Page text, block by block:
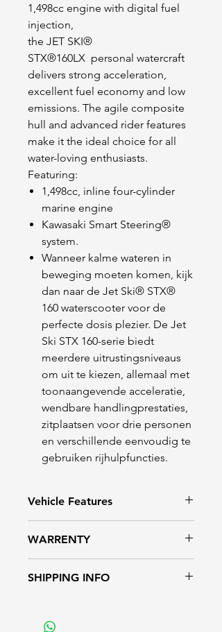
1,498cc engine with digital fuel
injection,
the JET SKI®
STX®160LX personal watercraft
delivers strong acceleration,
excellent fuel economy and low
emissions. The agile composite
hull and advanced rider features
make it the ideal choice for all
water-loving enthusiasts.
Featuring:
1,498cc, inline four-cylinder
marine engine
Kawasaki Smart Steering®
system.
Wanneer kalme wateren in
beweging moeten komen, kijk
dan naar de Jet Ski® STX®
160 waterscooter voor de
perfecte dosis plezier. De Jet
Ski STX 160-serie biedt
meerdere uitrustingsniveaus
om uit te kiezen, allemaal met
toonaangevende acceleratie,
wendbare handlingprestaties,
zitplaatsen voor drie personen
en verschillende eenvoudig te
gebruiken rijhulpfuncties.
Vehicle Features
Responsive hull design
Smart Learning Operation
(SLO)
WARRENTY
month.
SHIPPING INFO
Bel ons voor meer informatie.